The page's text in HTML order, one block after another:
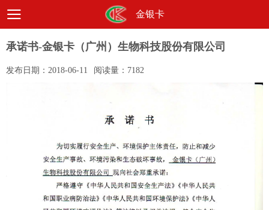
金银卡
承诺书-金银卡（广州）生物科技股份有限公司
发布日期： 2018-06-11 阅读量： 7182